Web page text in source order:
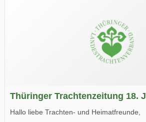
Thüringer Trachtenzeitung 18.
Hallo liebe Trachten- und Heimatfreunde,